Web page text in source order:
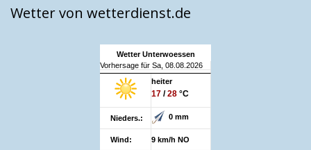
Wetter von wetterdienst.de
Wetter Unterwoessen
Vorhersage für Sa, 08.08.2026
heiter
17 /28 °C
Nieders.: 0 mm
Wind: 9 km/h NO